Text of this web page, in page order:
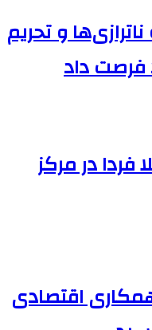
و تحریم
فرصت داد
در مرکز
اقتصادی